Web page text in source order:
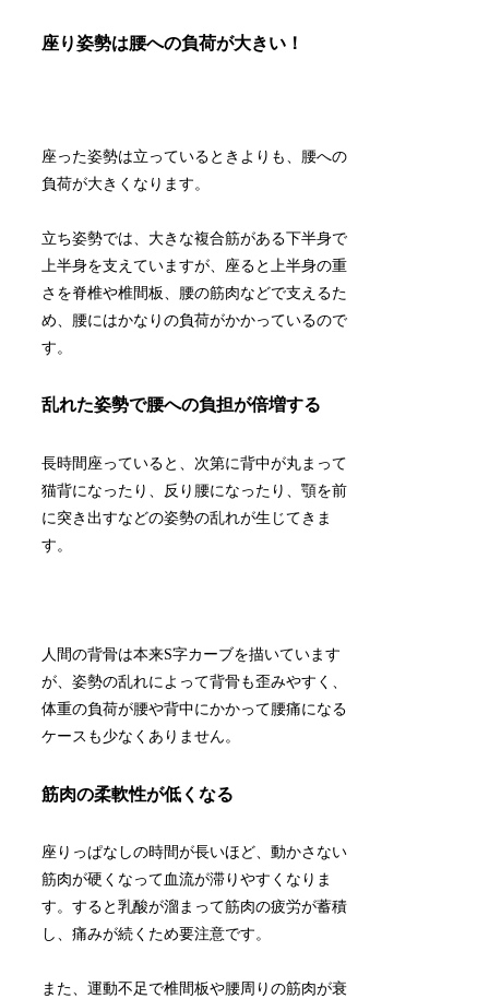
座り姿勢は腰への負荷が大きい！
座った姿勢は立っているときよりも、腰への
負荷が大きくなります。
立ち姿勢では、大きな複合筋がある下半身で
上半身を支えていますが、座ると上半身の重
さを脊椎や椎間板、腰の筋肉などで支えるた
め、腰にはかなりの負荷がかかっているので
す。
乱れた姿勢で腰への負担が倍増する
長時間座っていると、次第に背中が丸まって
猫背になったり、反り腰になったり、顎を前
に突き出すなどの姿勢の乱れが生じてきま
す。
人間の背骨は本来S字カーブを描いています
が、姿勢の乱れによって背骨も歪みやすく、
体重の負荷が腰や背中にかかって腰痛になる
ケースも少なくありません。
筋肉の柔軟性が低くなる
座りっぱなしの時間が長いほど、動かさない
筋肉が硬くなって血流が滞りやすくなりま
す。すると乳酸が溜まって筋肉の疲労が蓄積
し、痛みが続くため要注意です。
また、運動不足で椎間板や腰周りの筋肉が衰